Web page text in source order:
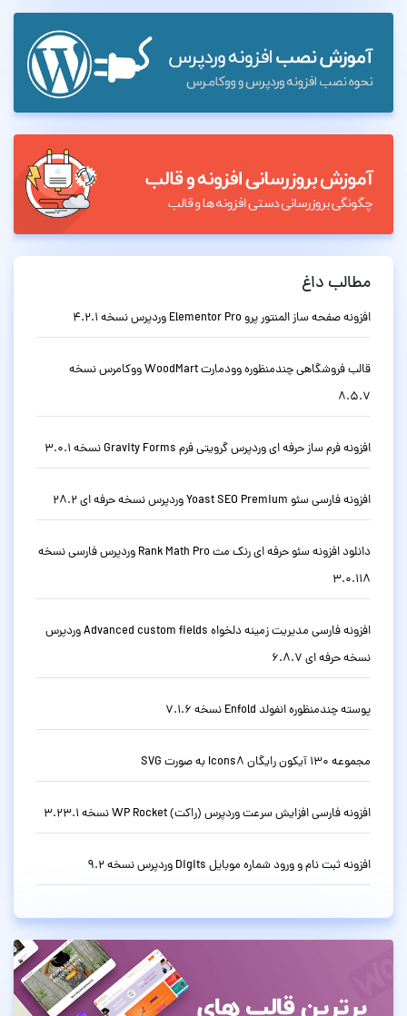
مطالب داغ
افزونه صفحه ساز المنتور پرو Elementor Pro وردپرس نسخه 4.2.1
قالب فروشگاهی چندمنظوره وودمارت WoodMart ووکامرس نسخه
8.5.7
افزونه فرم ساز حرفه ای وردپرس گرویتی فرم Gravity Forms نسخه 3.0.1
افزونه فارسی سئو Yoast SEO Premium وردپرس نسخه حرفه ای 28.2
دانلود افزونه سئو حرفه ای رنک مث Rank Math Pro وردپرس فارسی نسخه
3.0.118
افزونه فارسی مدیریت زمینه دلخواه Advanced custom fields وردپرس
نسخه حرفه ای 6.8.7
پوسته چندمنظوره انفولد Enfold نسخه 7.1.6
مجموعه 130 آیکون رایگان Icons8 به صورت SVG
افزونه فارسی افزایش سرعت وردپرس (راکت) WP Rocket نسخه 3.23.1
افزونه ثبت نام و ورود شماره موبایل Digits وردپرس نسخه 9.2